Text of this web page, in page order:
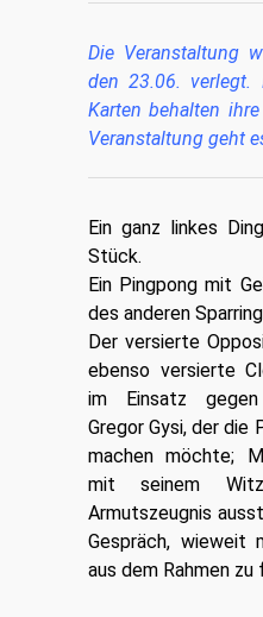
Die Veranstaltung
den 23.06. verlegt.
Karten behalten
Veranstaltung geht
Ein ganz linkes
Stück.
Ein Pingpong mit
des anderen
Der versierte
ebenso versierte
im Einsatz
Gregor Gysi, der
machen möchte;
mit seinem
Armutszeugnis
Gespräch, wieweit
aus dem Rahmen zu